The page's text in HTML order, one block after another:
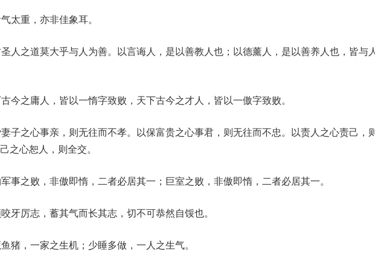
太重，亦非佳象耳。
人之道莫大乎与人为善。以言诲人，是以善教人也；以德薰人，是以善养人也，皆与
今之庸人，皆以一惰字致败，天下古今之才人，皆以一傲字致败。
子之心事亲，则无往而不孝。以保富贵之心事君，则无往而不忠。以责人之心责己，
之心恕人，则全交。
事之败，非傲即惰，二者必居其一；巨室之败，非傲即惰，二者必居其一。
牙厉志，蓄其气而长其志，切不可恭然自馁也。
猪，一家之生机；少睡多做，一人之生气。